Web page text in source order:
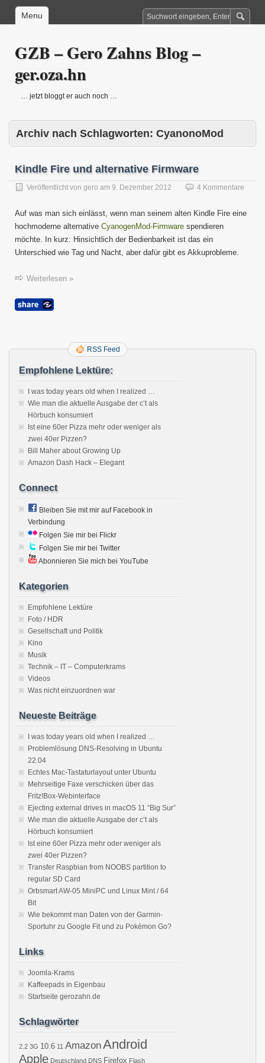
Menu
GZB – Gero Zahns Blog –
ger.oza.hn
… jetzt bloggt er auch noch …
Archiv nach Schlagworten: CyanonoMod
Kindle Fire und alternative Firmware
Veröffentlicht von gero am 9. Dezember 2012 4 Kommentare
Auf was man sich einlässt, wenn man seinem alten Kindle Fire eine
hochmoderne alternative CyanogenMod-Firmware spendieren
möchte. In kurz: Hinsichtlich der Bedienbarkeit ist das ein
Unterschied wie Tag und Nacht, aber dafür gibt es Akkuprobleme.
Weiterlesen »
RSS Feed
Empfohlene Lektüre:
I was today years old when I realized …
Wie man die aktuelle Ausgabe der c’t als
Hörbuch konsumiert
Ist eine 60er Pizza mehr oder weniger als
zwei 40er Pizzen?
Bill Maher about Growing Up
Amazon Dash Hack – Elegant
Connect
Bleiben Sie mit mir auf Facebook in
Verbindung
Folgen Sie mir bei Flickr
Folgen Sie mir bei Twitter
Abonnieren Sie mich bei YouTube
Kategorien
Empfohlene Lektüre
Foto / HDR
Gesellschaft und Politik
Kino
Musik
Technik – IT – Computerkrams
Videos
Was nicht einzuordnen war
Neueste Beiträge
I was today years old when I realized …
Problemlösung DNS-Resolving in Ubuntu
22.04
Echtes Mac-Tastaturlayout unter Ubuntu
Mehrseitige Faxe verschicken über das
Fritz!Box-Webinterface
Ejecting external drives in macOS 11 “Big Sur”
Wie man die aktuelle Ausgabe der c’t als
Hörbuch konsumiert
Ist eine 60er Pizza mehr oder weniger als
zwei 40er Pizzen?
Transfer Raspbian from NOOBS partition to
regular SD Card
Orbsmart AW-05 MiniPC und Linux Mint / 64
Bit
Wie bekommt man Daten von der Garmin-
Sportuhr zu Google Fit und zu Pokémon Go?
Links
Joomla-Krams
Kaffeepads in Eigenbau
Startseite gerozahn.de
Schlagwörter
2.2 3G 10.6 11 AmazonAndroid
Apple Deutschland DNS Firefox Flash